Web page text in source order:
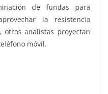
de fundas para
la resistencia
otros analistas proyectan
móvil.